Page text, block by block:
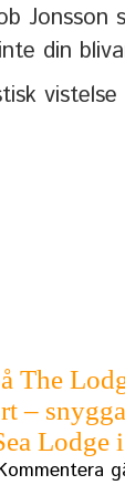
Jonsson
din
The
–
Lodge